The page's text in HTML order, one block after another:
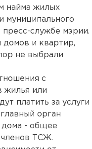
найма жилых
муниципального
службе мэрии.
и квартир,
не выбрали
с
жилья или
платить за услуги
орган
дома - общее
членов ТСЖ.